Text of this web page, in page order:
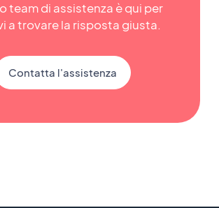
team di assistenza è qui per
a trovare la risposta giusta.
Contatta l'assistenza